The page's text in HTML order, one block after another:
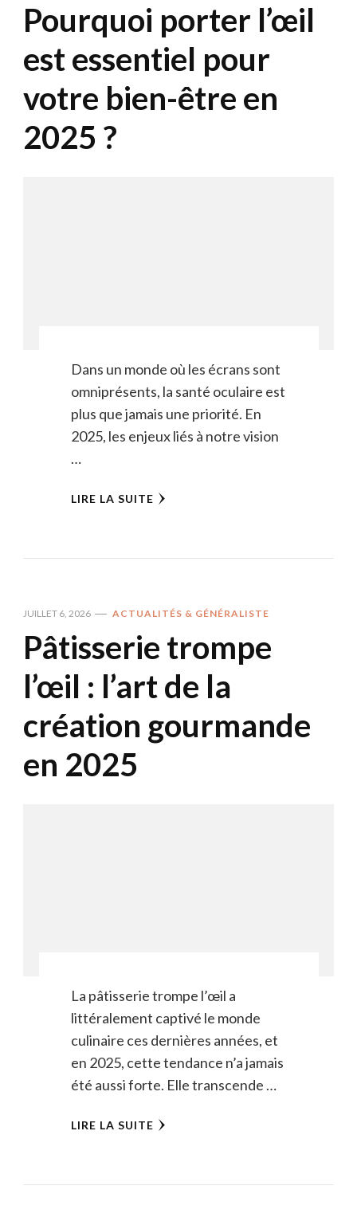
Pourquoi porter l’œil
est essentiel pour
votre bien-être en
2025 ?
Dans un monde où les écrans sont
omniprésents, la santé oculaire est
plus que jamais une priorité. En
2025, les enjeux liés à notre vision
…
LIRE LA SUITE
JUILLET 6, 2026 ACTUALITÉS & GÉNÉRALISTE
Pâtisserie trompe
l’œil : l’art de la
création gourmande
en 2025
La pâtisserie trompe l’œil a
littéralement captivé le monde
culinaire ces dernières années, et
en 2025, cette tendance n’a jamais
été aussi forte. Elle transcende …
LIRE LA SUITE